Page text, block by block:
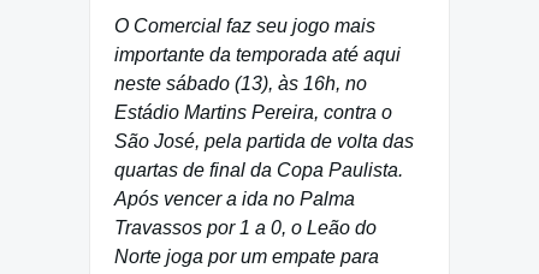
O Comercial faz seu jogo mais
importante da temporada até aqui
neste sábado (13), às 16h, no
Estádio Martins Pereira, contra o
São José, pela partida de volta das
quartas de final da Copa Paulista.
Após vencer a ida no Palma
Travassos por 1 a 0, o Leão do
Norte joga por um empate para